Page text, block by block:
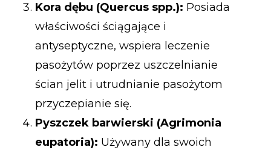
Kora dębu (Quercus spp.): Posiada
właściwości ściągające i
antyseptyczne, wspiera leczenie
pasożytów poprzez uszczelnianie
ścian jelit i utrudnianie pasożytom
przyczepianie się.
Pyszczek barwierski (Agrimonia
eupatoria): Używany dla swoich